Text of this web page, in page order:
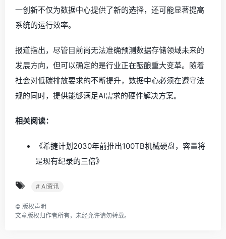
一创新不仅为数据中心提供了新的选择，还可能显著提高
系统的运行效率。
报道指出，尽管目前尚无法准确预测数据存储领域未来的
发展方向，但可以确定的是行业正在酝酿重大变革。随着
社会对低碳排放要求的不断提升，数据中心必须在遵守法
规的同时，提供能够满足AI需求的硬件解决方案。
相关阅读：
《希捷计划2030年前推出100TB机械硬盘，容量将
是现有纪录的三倍》
# AI资讯
© 版权声明
文章版权归作者所有，未经允许请勿转载。